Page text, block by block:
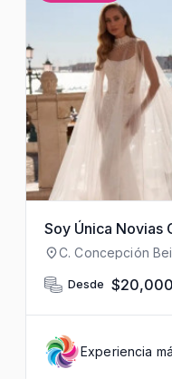
Soy Única Novias
C. Concepción
México
Desde $20,000
Experiencia